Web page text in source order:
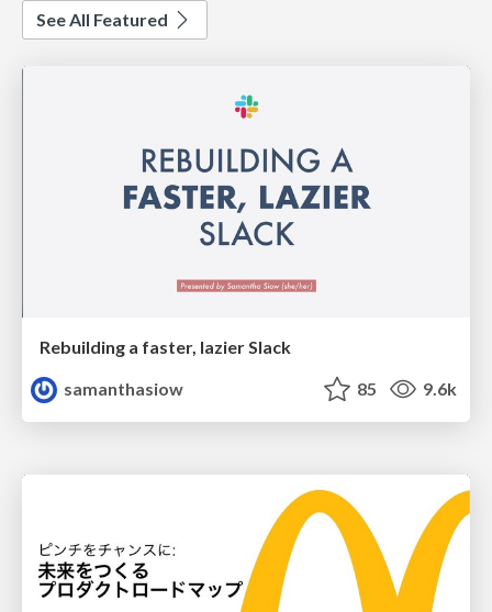
See All Featured
Rebuilding a faster, lazier Slack
samanthasiow
85 9.6k